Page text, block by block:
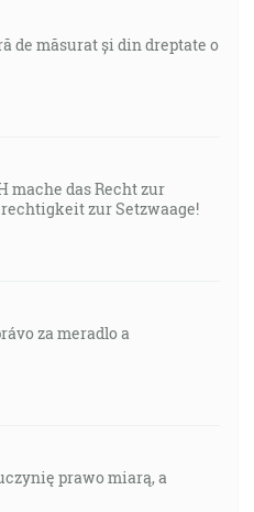
de măsurat și din dreptate o
mache das Recht zur
zur Setzwaage!
za meradlo a
prawo miarą, a